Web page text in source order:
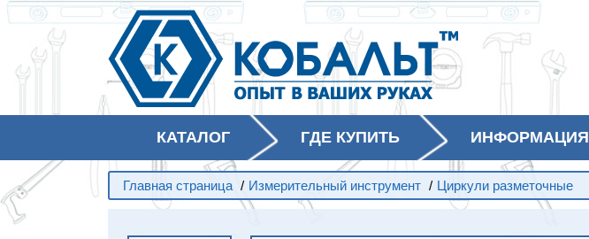
КАТАЛОГ ГДЕ КУПИТЬ ИНФОРМАЦИЯ
Главная страница / Измерительный инструмент / Циркули разметочные